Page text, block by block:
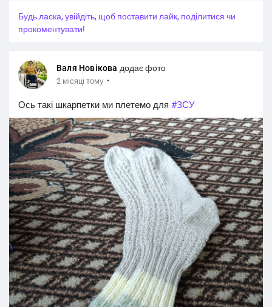
Будь ласка, увійдіть, щоб поставити лайк, поділитися чи
прокоментувати!
Валя Новікова додає фото
2 місяці тому ·
Ось такі шкарпетки ми плетемо для #ЗСУ